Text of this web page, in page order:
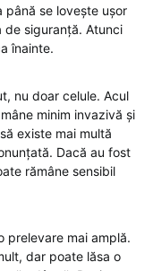
până se lovește ușor
de siguranță. Atunci
înainte.
nu doar celule. Acul
minim invazivă și
existe mai multă
Dacă au fost
rămâne sensibil
prelevare mai amplă.
dar poate lăsa o